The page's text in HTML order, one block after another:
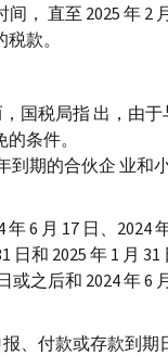
， 直至 2025 年 2
款。
国税局指 出，由于
条件。
到期的合伙企 业和
6 月 17 日、2024
日和 2025 年 1 月
或之后和 2024 年 6
、付款或存款到期